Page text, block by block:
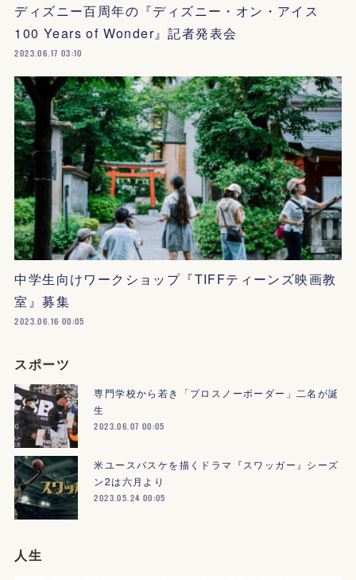
ディズニー百周年の『ディズニー・オン・アイス
100 Years of Wonder』記者発表会
2023.06.17 03:10
中学生向けワークショップ『TIFFティーンズ映画教
室』募集
2023.06.16 00:05
スポーツ
専門学校から若き「プロスノーボーダー」二名が誕
生
2023.06.07 00:05
米ユースバスケを描くドラマ『スワッガー』シーズ
ン2は六月より
2023.05.24 00:05
人生